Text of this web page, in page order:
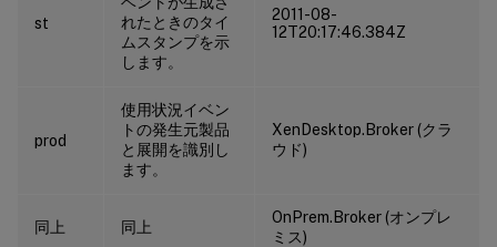
st
れたときのタイ
ムスタンプを示
します。
2011-08-
12T20:17:46.384Z
prod
使用状況イベン
トの発生元製品
と展開を識別し
ます。
XenDesktop.Broker (クラ
ウド)
同上 同上
OnPrem.Broker (オンプレ
ミス)